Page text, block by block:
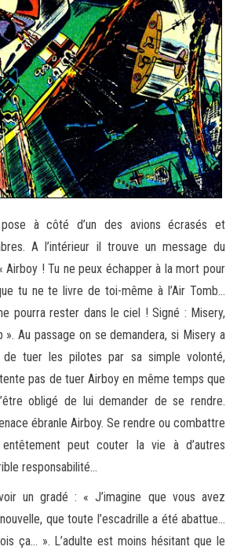
à côté d’un des avions écrasés et
A l’intérieur il trouve un message du
Airboy ! Tu ne peux échapper à la mort pour
tu ne te livre de toi-même à l’Air Tomb…
pourra rester dans le ciel ! Signé : Misery,
». Au passage on se demandera, si Misery a
tuer les pilotes par sa simple volonté,
pas de tuer Airboy en même temps que
obligé de lui demander de se rendre.
ébranle Airboy. Se rendre ou combattre
peut couter la vie à d’autres
responsabilité…
un gradé : « J’imagine que vous avez
que toute l’escadrille a été abattue…
ça… ». L’adulte est moins hésitant que le